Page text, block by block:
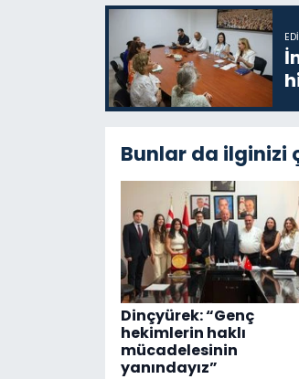
Bunlar da ilginizi
Dinçyürek: “Genç
hekimlerin haklı
mücadelesinin
yanındayız”